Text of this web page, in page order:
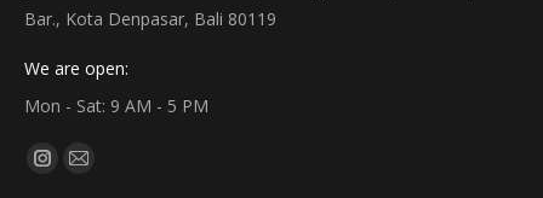
Bar., Kota Denpasar, Bali 80119
We are open:
Mon - Sat: 9 AM - 5 PM
Find us on:
Instagram
Mail